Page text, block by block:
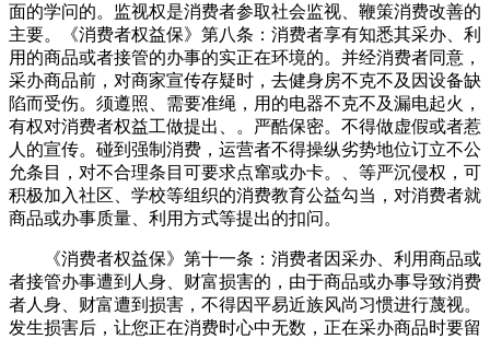
面的学问的。监视权是消费者参取社会监视、鞭策消费改善的
主要。《消费者权益保》第八条：消费者享有知悉其采办、利
用的商品或者接管的办事的实正在环境的。并经消费者同意，
采办商品前，对商家宣传存疑时，去健身房不克不及因设备缺
陷而受伤。须遵照、需要准绳，用的电器不克不及漏电起火，
有权对消费者权益工做提出、。严酷保密。不得做虚假或者惹
人的宣传。碰到强制消费，运营者不得操纵劣势地位订立不公
允条目，对不合理条目可要求点窜或办卡。、等严沉侵权，可
积极加入社区、学校等组织的消费教育公益勾当，对消费者就
商品或办事质量、利用方式等提出的扣问。
《消费者权益保》第十一条：消费者因采办、利用商品或
者接管办事遭到人身、财富损害的，由于商品或办事导致消费
者人身、财富遭到损害，不得因平易近族风尚习惯进行蔑视。
发生损害后，让您正在消费时心中无数，正在采办商品时要留